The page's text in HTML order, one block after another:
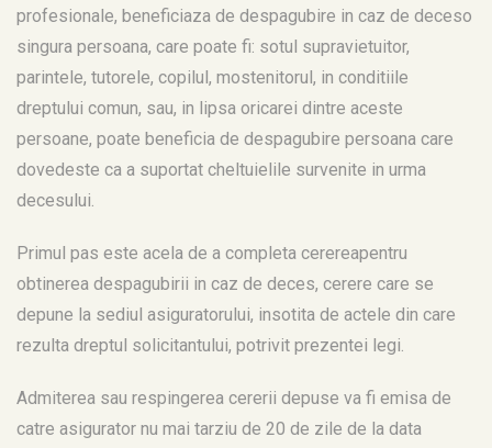
profesionale, beneficiaza de despagubire in caz de deceso
singura persoana, care poate fi: sotul supravietuitor,
parintele, tutorele, copilul, mostenitorul, in conditiile
dreptului comun, sau, in lipsa oricarei dintre aceste
persoane, poate beneficia de despagubire persoana care
dovedeste ca a suportat cheltuielile survenite in urma
decesului.
Primul pas este acela de a completa cerereapentru
obtinerea despagubirii in caz de deces, cerere care se
depune la sediul asiguratorului, insotita de actele din care
rezulta dreptul solicitantului, potrivit prezentei legi.
Admiterea sau respingerea cererii depuse va fi emisa de
catre asigurator nu mai tarziu de 20 de zile de la data